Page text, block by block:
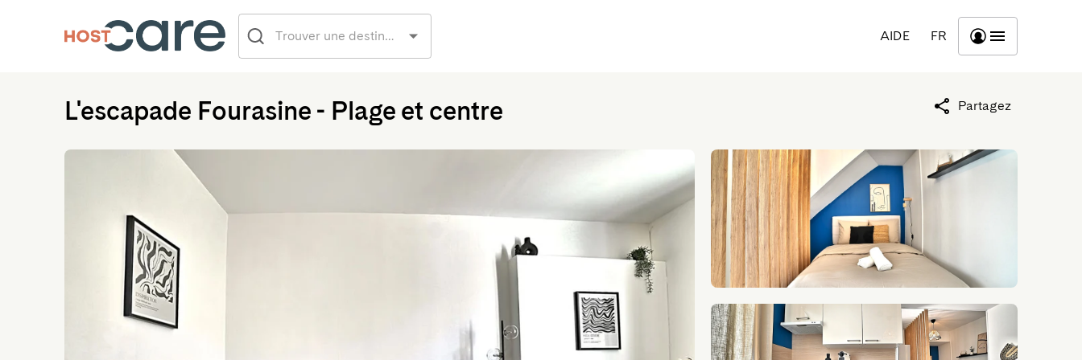
AIDE FR
L'escapade Fourasine - Plage et centre Partagez